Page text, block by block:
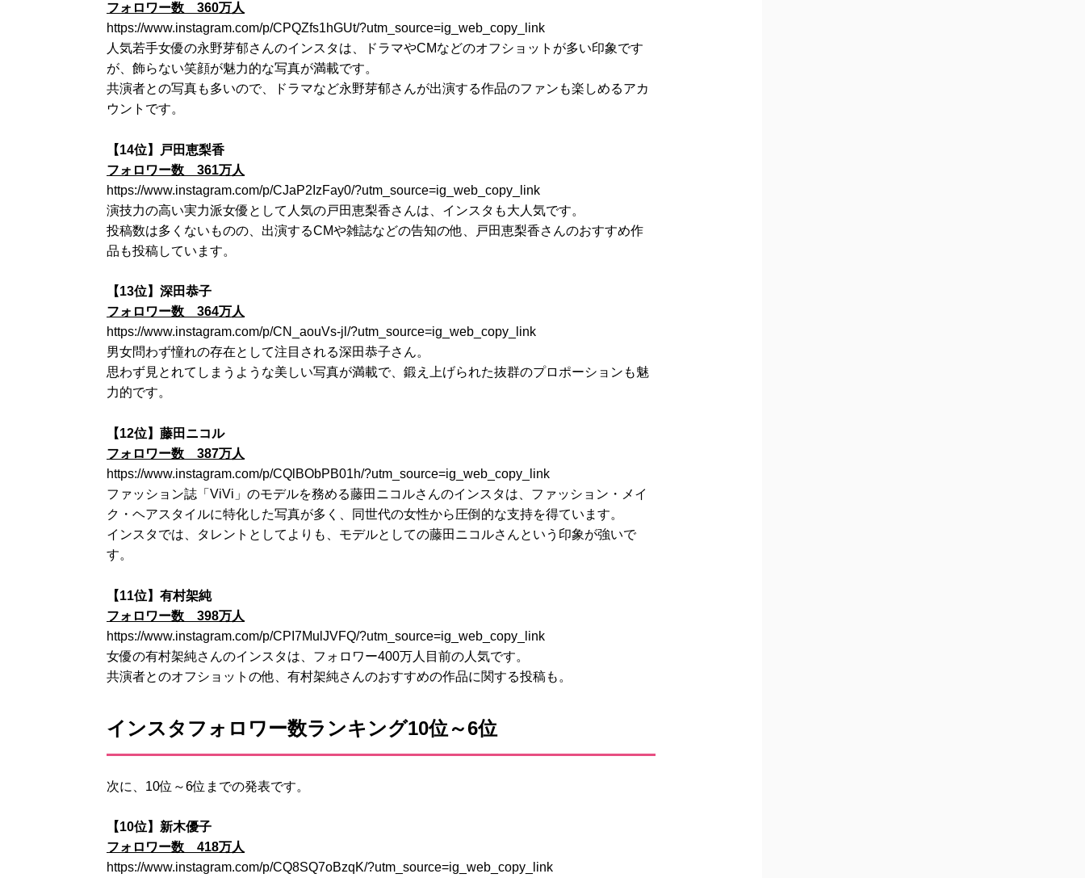
フォロワー数 360万人
https://www.instagram.com/p/CPQZfs1hGUt/?utm_source=ig_web_copy_link
人気若手女優の永野芽郁さんのインスタは、ドラマやCMなどのオフショットが多い印象です
が、飾らない笑顔が魅力的な写真が満載です。
共演者との写真も多いので、ドラマなど永野芽郁さんが出演する作品のファンも楽しめるアカ
ウントです。
【14位】戸田恵梨香
フォロワー数 361万人
https://www.instagram.com/p/CJaP2IzFay0/?utm_source=ig_web_copy_link
演技力の高い実力派女優として人気の戸田恵梨香さんは、インスタも大人気です。
投稿数は多くないものの、出演するCMや雑誌などの告知の他、戸田恵梨香さんのおすすめ作
品も投稿しています。
【13位】深田恭子
フォロワー数 364万人
https://www.instagram.com/p/CN_aouVs-jl/?utm_source=ig_web_copy_link
男女問わず憧れの存在として注目される深田恭子さん。
思わず見とれてしまうような美しい写真が満載で、鍛え上げられた抜群のプロポーションも魅
力的です。
【12位】藤田ニコル
フォロワー数 387万人
https://www.instagram.com/p/CQlBObPB01h/?utm_source=ig_web_copy_link
ファッション誌「ViVi」のモデルを務める藤田ニコルさんのインスタは、ファッション・メイ
ク・ヘアスタイルに特化した写真が多く、同世代の女性から圧倒的な支持を得ています。
インスタでは、タレントとしてよりも、モデルとしての藤田ニコルさんという印象が強いで
す。
【11位】有村架純
フォロワー数 398万人
https://www.instagram.com/p/CPI7MulJVFQ/?utm_source=ig_web_copy_link
女優の有村架純さんのインスタは、フォロワー400万人目前の人気です。
共演者とのオフショットの他、有村架純さんのおすすめの作品に関する投稿も。
インスタフォロワー数ランキング10位～6位
次に、10位～6位までの発表です。
【10位】新木優子
フォロワー数 418万人
https://www.instagram.com/p/CQ8SQ7oBzqK/?utm_source=ig_web_copy_link